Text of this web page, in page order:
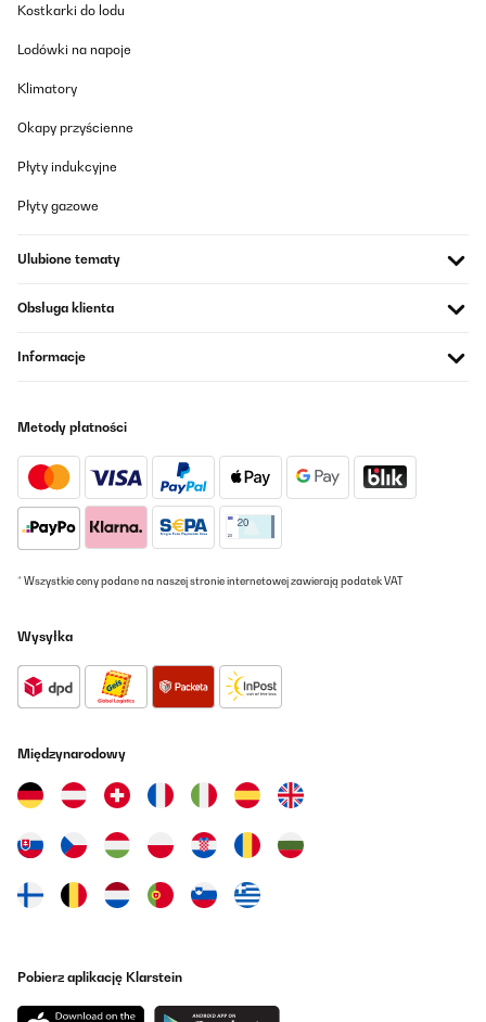
Kostkarki do lodu
Lodówki na napoje
Klimatory
Okapy przyścienne
Płyty indukcyjne
Płyty gazowe
Ulubione tematy
Obsługa klienta
Informacje
Metody płatności
* Wszystkie ceny podane na naszej stronie internetowej zawierają podatek VAT
Wysyłka
Międzynarodowy
Pobierz aplikację Klarstein